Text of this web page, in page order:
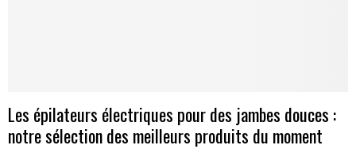
Les épilateurs électriques pour des jambes douces :
notre sélection des meilleurs produits du moment